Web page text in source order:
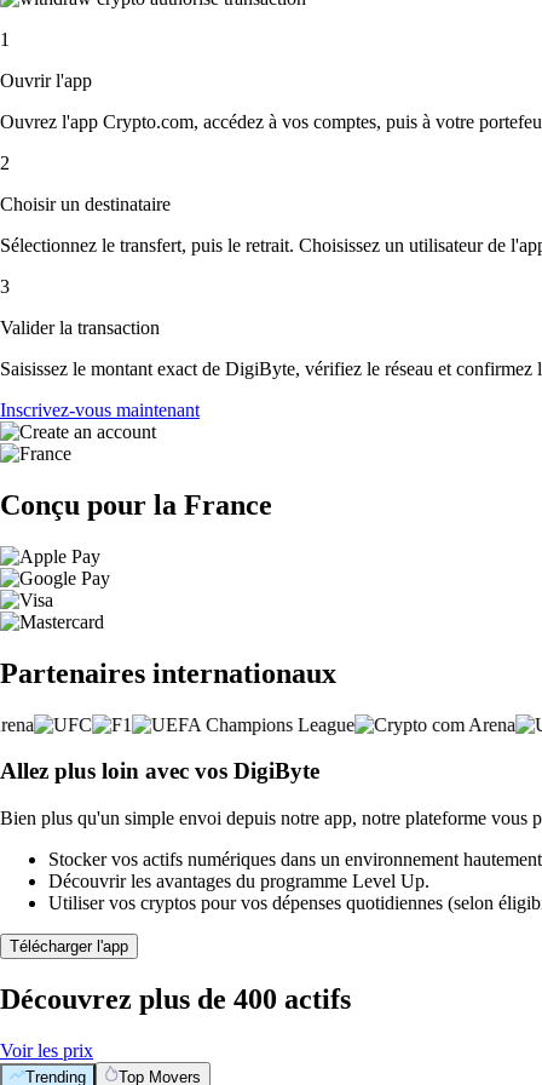
1
Ouvrir l'app
Ouvrez l'app Crypto.com, accédez à vos comptes, puis à votre
2
Choisir un destinataire
Sélectionnez le transfert, puis le retrait. Choisissez un utilisateur de
3
Valider la transaction
Saisissez le montant exact de DigiByte, vérifiez le réseau et
Inscrivez-vous maintenant
Conçu pour la France
Partenaires internationaux
Allez plus loin avec vos DigiByte
Bien plus qu'un simple envoi depuis notre app, notre plateforme vous
Stocker vos actifs numériques dans un environnement
Découvrir les avantages du programme Level Up.
Utiliser vos cryptos pour vos dépenses quotidiennes (selon
Télécharger l'app
Découvrez plus de 400 actifs
Voir les prix
Trending Top Movers